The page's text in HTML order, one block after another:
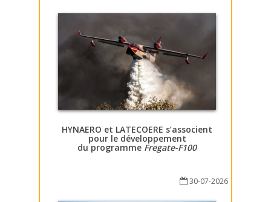
HYNAERO et LATECOERE s’associent
pour le développement
du programme Fregate-F100
30-07-2026